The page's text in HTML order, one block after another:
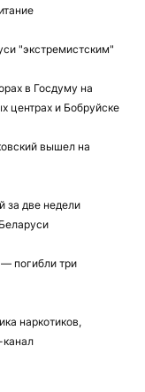
"экстремистским"
в Госдуму на
центрах и Бобруйске
вышел на
за две недели
погибли три
наркотиков,